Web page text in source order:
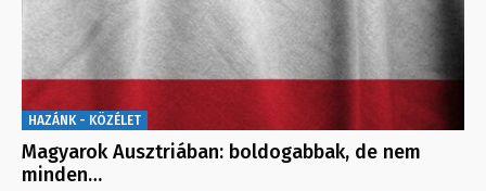
HAZÁNK - KÖZÉLET
Magyarok Ausztriában: boldogabbak, de nem
minden…